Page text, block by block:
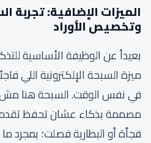
الميزات الإضافية: تجربة
وتخصيص الأوراد
بعيداً عن الوظيفة الأساسية
ميزة السبحة الإلكترونية اللي
في نفس الوقت. السبحة هنا مش
مصممة بذكاء عشان تحفظ
فجأة أو البطارية فصلت؛ بمجرد